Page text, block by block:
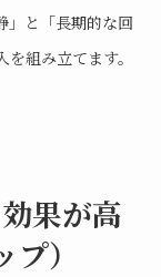
」と「長期的な回
組み立てます。
果が高
）